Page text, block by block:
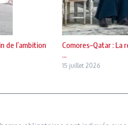
de l’ambition
Comores–Qatar :
...
15 juillet 2026